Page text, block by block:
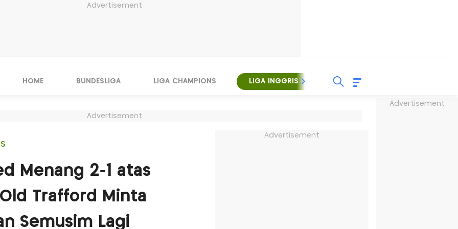
Advertisement
Advertisement
HOME BUNDESLIGA LIGA CHAMPIONS LIGA INGGRIS LIGA ITALIA
Advertisement
Menang 2-1 atas
Trafford Minta
Semusim Lagi
Advertisement